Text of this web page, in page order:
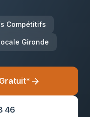
Compétitifs
Gironde
46